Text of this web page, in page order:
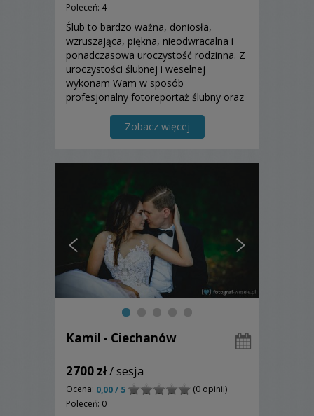
Poleceń: 4
Ślub to bardzo ważna, doniosła,
wzruszająca, piękna, nieodwracalna i
ponadczasowa uroczystość rodzinna. Z
uroczystości ślubnej i weselnej
wykonam Wam w sposób
profesjonalny fotoreportaż ślubny oraz
zapoznania się z moją ofertą i do
skorzystania z niej.
Zobacz więcej
Kamil - Ciechanów
2700 zł/ sesja
Ocena: 0,00 / 5
(0 opinii)
Poleceń: 0